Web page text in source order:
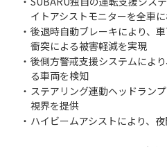
イトアシストモニターを全車
・ 後退時自動ブレーキにより、
衝突による被害軽減を実現
・ 後側方警戒支援システムによ
る車両を検知
・ ステアリング連動ヘッドラン
視界を提供
・ ハイビームアシストにより、